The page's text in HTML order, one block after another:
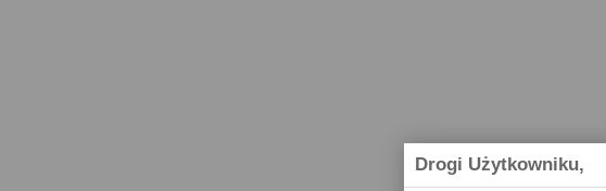
Drogi Użytkowniku,